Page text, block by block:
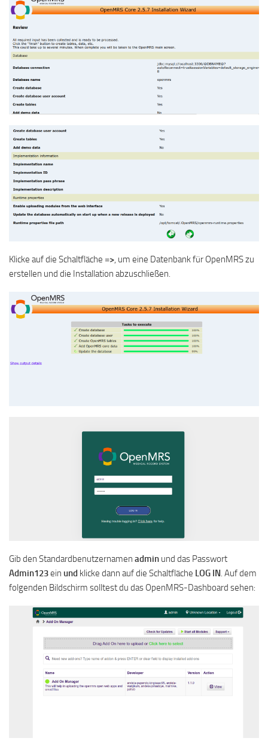
Klicke auf die Schaltfläche =>, um eine Datenbank für OpenMRS zu
erstellen und die Installation abzuschließen.
Gib den Standardbenutzernamen admin und das Passwort
Admin123ein und klicke dann auf die Schaltfläche LOG IN. Auf dem
folgenden Bildschirm solltest du das OpenMRS-Dashboard sehen: